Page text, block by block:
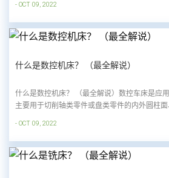
用防水油布覆盖。我们如何包装数控机床。...
- OCT 09, 2022
什么是数控机床？ （最全解说）
什么是数控机床？ （最全解说）数控车床是应
主要用于切削轴类零件或盘类零件的内外圆柱面
我们将零件的加工工艺路线、工艺参数、...
- OCT 09, 2022